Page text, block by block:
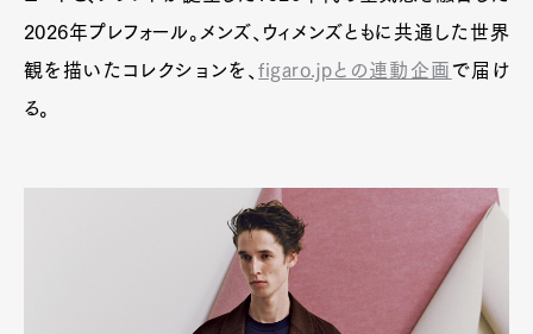
2026年プレフォール。メンズ、ウィメンズともに共通した世界
観を描いたコレクションを、figaro.jpとの連動企画 で届け
る。